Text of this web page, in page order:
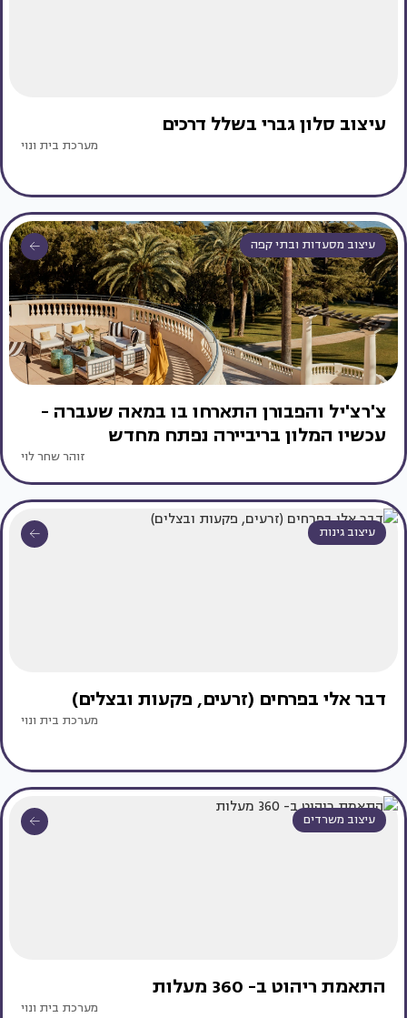
עיצוב סלון גברי בשלל דרכים
מערכת בית ונוי
עיצוב מסעדות ובתי קפה
צ'רצ'יל והפבורן התארחו בו במאה שעברה -
עכשיו המלון בריביירה נפתח מחדש
זוהר שחר לוי
עיצוב גינות
דבר אלי בפרחים (זרעים, פקעות ובצלים)
מערכת בית ונוי
עיצוב משרדים
התאמת ריהוט ב- 360 מעלות
מערכת בית ונוי